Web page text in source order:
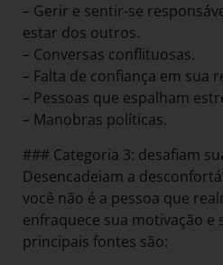
– Gerir e sentir-se
estar dos outros.
– Conversas conflituosas.
– Falta de confiança em sua
– Pessoas que espalham
– Manobras políticas.
### Categoria 3: desafiam
Desencadeiam a
você não é a pessoa que
enfraquece sua motivação e
principais fontes são: